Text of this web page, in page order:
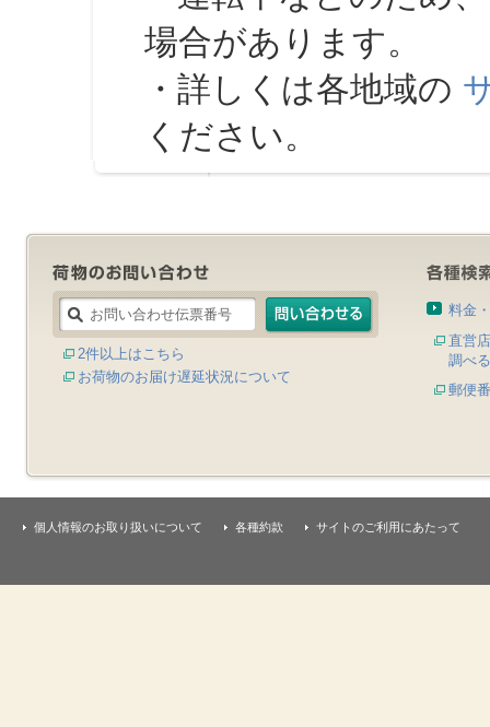
場合があります。
・詳しくは各地域の
ください。
2件以上はこちら
お荷物のお届け遅延状況について
料金
直営
調べる
郵便
個人情報のお取り扱いについて 各種約款 サイトのご利用にあたって